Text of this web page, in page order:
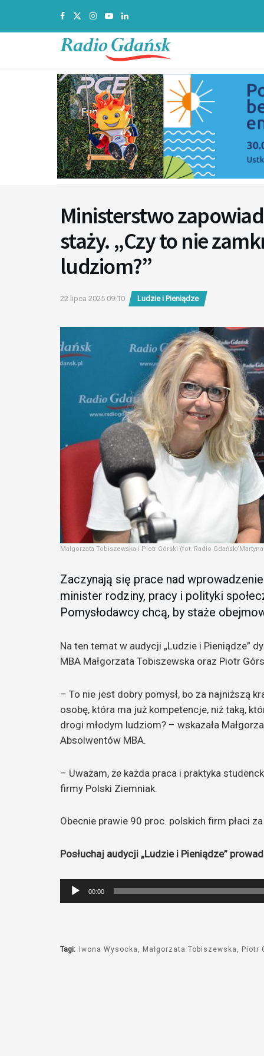
Ministerstwo
staży. „Czy to nie
ludziom?”
22 lipca 2025 09:10 Ludzie i Pieniądze
Małgorzata Tobiszewska i Piotr Górski (fot. Radio Gdańsk/
Zaczynają się prace nad
minister rodziny, pracy i polityki
Pomysłodawcy chcą, by staże
Na ten temat w audycji „Ludzie i Pieniądze”
MBA Małgorzata Tobiszewska oraz Piotr
– To nie jest dobry pomysł, bo za najniższą
osobę, która ma już kompetencje, niż taką,
drogi młodym ludziom? – wskazała
Absolwentów MBA.
– Uważam, że każda praca i praktyka
firmy Polski Ziemniak.
Obecnie prawie 90 proc. polskich firm płaci
Posłuchaj audycji „Ludzie i Pieniądze”
Odtwarzacz
plików
00:00
Tagi: Iwona Wysocka Małgorzata Tobiszewska Piotr